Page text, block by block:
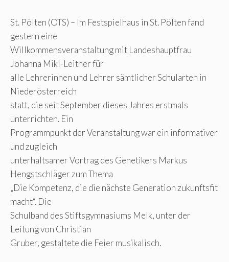
St. Pölten (OTS) – Im Festspielhaus in St. Pölten fand
gestern eine
Willkommensveranstaltung mit Landeshauptfrau
Johanna Mikl-Leitner für
alle Lehrerinnen und Lehrer sämtlicher Schularten in
Niederösterreich
statt, die seit September dieses Jahres erstmals
unterrichten. Ein
Programmpunkt der Veranstaltung war ein informativer
und zugleich
unterhaltsamer Vortrag des Genetikers Markus
Hengstschläger zum Thema
„Die Kompetenz, die die nächste Generation zukunftsfit
macht“. Die
Schulband des Stiftsgymnasiums Melk, unter der
Leitung von Christian
Gruber, gestaltete die Feier musikalisch.